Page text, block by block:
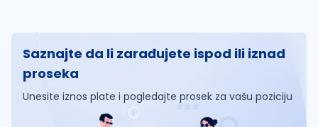
Saznajte da li zarađujete ispod ili iznad
proseka
Unesite iznos plate i pogledajte prosek za vašu poziciju